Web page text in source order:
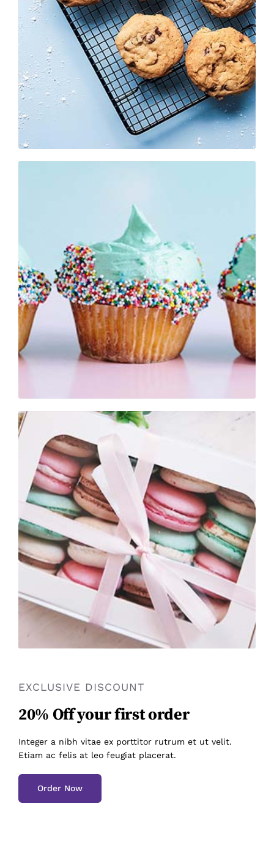
EXCLUSIVE DISCOUNT
20% Off your first order
Integer a nibh vitae ex porttitor rutrum et ut velit.
Etiam ac felis at leo feugiat placerat.
Order Now